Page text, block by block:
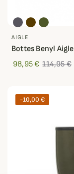
AIGLE
Bottes Benyl Aigle
98,95 € 114,95 €
-10,00 €